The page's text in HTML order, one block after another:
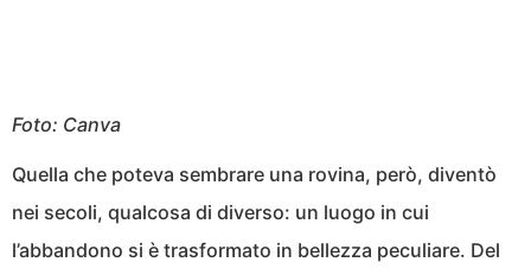
Foto: Canva
Quella che poteva sembrare una rovina, però, diventò
nei secoli, qualcosa di diverso: un luogo in cui
l’abbandono si è trasformato in bellezza peculiare. Del